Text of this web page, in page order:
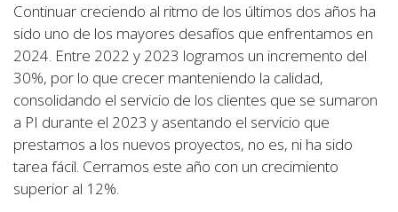
Continuar creciendo al ritmo de los últimos dos años ha
sido uno de los mayores desafíos que enfrentamos en
2024. Entre 2022 y 2023 logramos un incremento del
30%, por lo que crecer manteniendo la calidad,
consolidando el servicio de los clientes que se sumaron
a PI durante el 2023 y asentando el servicio que
prestamos a los nuevos proyectos, no es, ni ha sido
tarea fácil. Cerramos este año con un crecimiento
superior al 12%.